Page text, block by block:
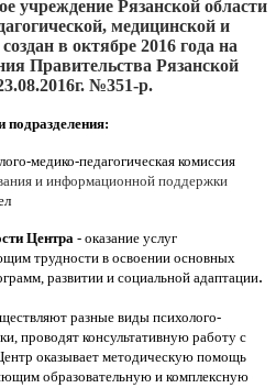
учреждение Рязанской области
медицинской и
в октябре 2016года на
Правительства Рязанской
№351-р.
подразделения:
медико-педагогическая комиссия
и информационной поддержки
Центра - оказание услуг
трудности в освоении основных
развитии и социальной адаптации.
разные виды психолого-
проводят консультативную работу с
оказывает методическую помощь
образовательную и комплексную